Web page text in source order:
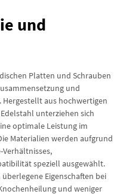
und
Platten und Schrauben
und
aus hochwertigen
unterziehen sich
optimale Leistung im
Materialien werden aufgrund
speziell ausgewählt.
Eigenschaften bei
und weniger